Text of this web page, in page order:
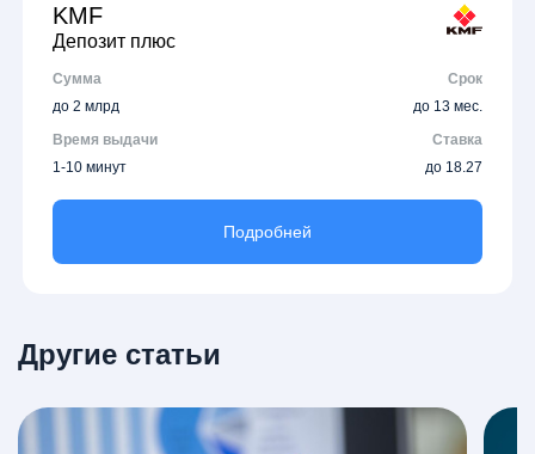
KMF
Депозит плюс
Сумма
Срок
до 2 млрд
до 13 мес.
Время выдачи
Ставка
1-10 минут
до 18.27
Подробней
Другие статьи